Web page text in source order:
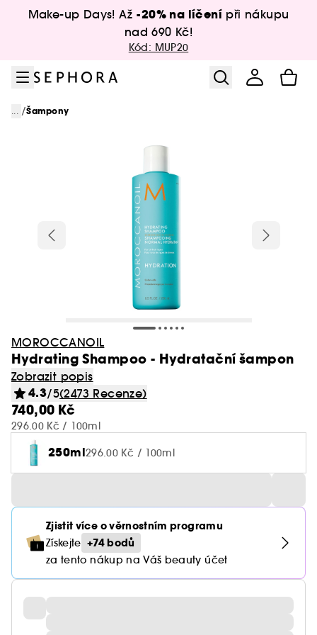
Přejít na hlavní obsah
Make-up Days! Až -20% na líčení při nákupu
nad 690 Kč!
Kód: MUP20
... /Šampony
MOROCCANOIL
Hydrating Shampoo - Hydratační šampon
Zobrazit popis
4.3/5(2473 Recenze)
740,00 Kč
296.00 Kč / 100ml
250ml296.00 Kč / 100ml
Zjistit více o věrnostním programu
Získejte +74 bodů
za tento nákup na Váš beauty účet